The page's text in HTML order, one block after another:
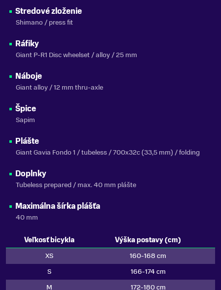
Stredové zloženie
Shimano / press fit
Ráfiky
Giant P-R1 Disc wheelset / alloy / 25 mm
Náboje
Giant alloy / 12 mm thru-axle
Špice
Sapim
Plášte
Giant Gavia Fondo 1 / tubeless / 700x32c (33,5 mm) / folding
Doplnky
Tubeless prepared / max. 40 mm plášte
Maximálna šírka plášťa
40 mm
Veľkosť bicykla
Výška postavy (cm)
XS
160-168 cm
S
166-174 cm
M
172-180 cm